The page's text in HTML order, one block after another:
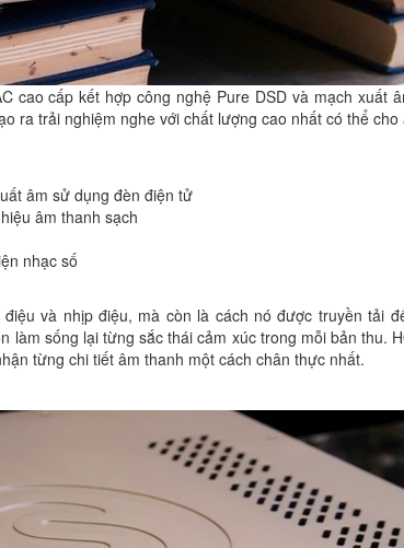
cao cấp kết hợp công nghệ Pure DSD và mạch xuất
ra trải nghiệm nghe với chất lượng cao nhất có thể cho
âm sử dụng đèn điện tử
âm thanh sạch
nhạc số
và nhịp điệu, mà còn là cách nó được truyền tải
làm sống lại từng sắc thái cảm xúc trong mỗi bản thu.
từng chi tiết âm thanh một cách chân thực nhất.